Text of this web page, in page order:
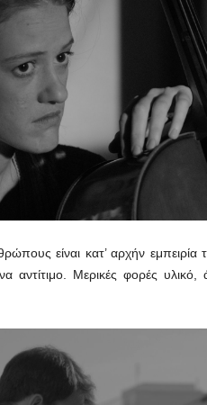
είναι κατ’ αρχήν εμπειρία
αντίτιμο. Μερικές φορές